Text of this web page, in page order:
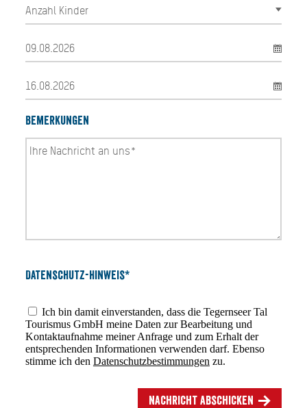
Bemerkungen
Datenschutz-Hinweis*
Ich bin damit einverstanden, dass die Tegernseer Tal
Tourismus GmbH meine Daten zur Bearbeitung und
Kontaktaufnahme meiner Anfrage und zum Erhalt der
entsprechenden Informationen verwenden darf. Ebenso
stimme ich den Datenschutzbestimmungen zu.
Nachricht abschicken